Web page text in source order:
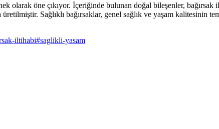
olarak öne çıkıyor. İçeriğinde bulunan doğal bileşenler, bağırsak
Sağlıklı bağırsaklar, genel sağlık ve yaşam kalitesinin
iltihabi#saglikli-yasam